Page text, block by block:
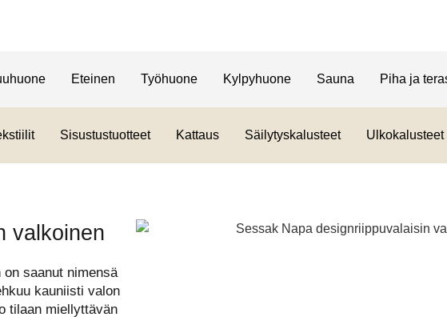
Eteinen Työhuone Kylpyhuone Sauna Piha ja
Sisustustuotteet Kattaus Säilytyskalusteet Ulkokalusteet
valkoinen
saanut nimensä
kauniisti valon
tilaan miellyttävän